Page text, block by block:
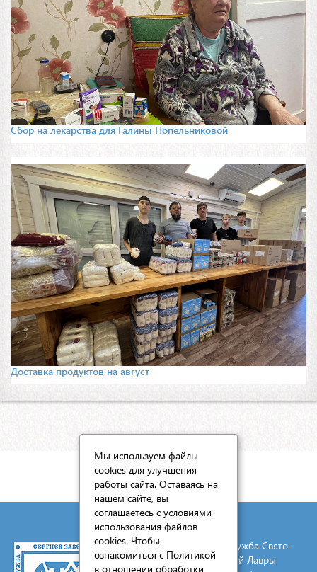
Сбор на лекарства для Галины Попельниковой
Доставка продуктов на август
КАРТА САЙТА
© 2026 Социальная служба Свято-
Троицкой Сергиевой Лавры
Мы используем файлы
cookies для улучшения
работы сайта. Оставаясь на
нашем сайте, вы
соглашаетесь с условиями
использования файлов
cookies. Чтобы
ознакомиться с Политикой
в отношении обработки